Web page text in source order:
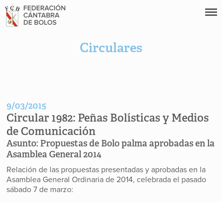
Circulares
9/03/2015
Circular 1982: Peñas Bolísticas y Medios
de Comunicación
Asunto: Propuestas de Bolo palma aprobadas en la
Asamblea General 2014
Relación de las propuestas presentadas y aprobadas en la
Asamblea General Ordinaria de 2014, celebrada el pasado
sábado 7 de marzo: